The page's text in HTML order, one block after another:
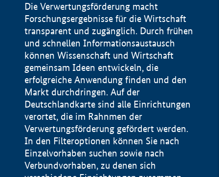
Die Verwertungsförderung macht
Forschungsergebnisse für die Wirtschaft
transparent und zugänglich. Durch frühen
und schnellen Informationsaustausch
können Wissenschaft und Wirtschaft
gemeinsam Ideen entwickeln, die
erfolgreiche Anwendung finden und den
Markt durchdringen. Auf der
Deutschlandkarte sind alle Einrichtungen
verortet, die im Rahnmen der
Verwertungsförderung gefördert werden.
In den Filteroptionen können Sie nach
Einzelvorhaben suchen sowie nach
Verbundvorhaben, zu denen sich